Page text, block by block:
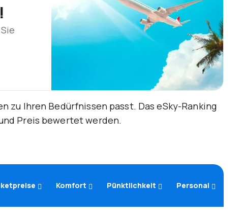
zu Ihren Bedürfnissen passt. Das eSky-Ranking
Preis bewertet werden.
Komfort Pünktlichkeit Personal